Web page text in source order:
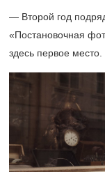
— Второй год
«Постановочная
здесь первое место.